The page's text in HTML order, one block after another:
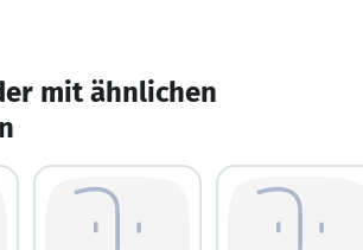
mit ähnlichen